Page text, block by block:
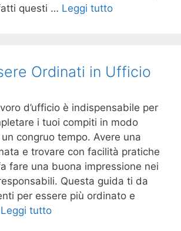
questi … Leggi tutto
Ordinati in Ufficio
d’ufficio è indispensabile per
i tuoi compiti in modo
congruo tempo. Avere una
e trovare con facilità pratiche
fare una buona impressione nei
Questa guida ti da
per essere più ordinato e
Leggi tutto